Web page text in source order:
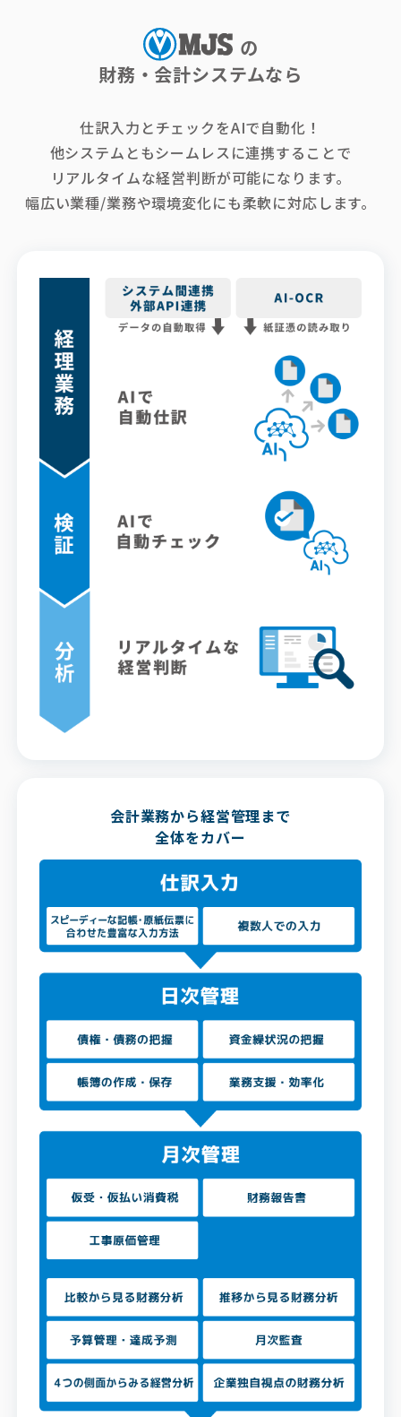
の
財務・会計システムなら
仕訳入力とチェックをAIで自動化！
他システムともシームレスに連携することで
リアルタイムな経営判断が可能になります。
幅広い業種/業務や環境変化にも柔軟に対応します。
会計業務から経営管理まで
全体をカバー